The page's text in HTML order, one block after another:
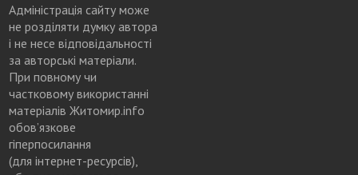
Адміністрація сайту може
не розділяти думку автора
і не несе відповідальності
за авторські матеріали.
При повному чи
частковому використанні
матеріалів Житомир.info
обов’язкове
гіперпосилання
(для інтернет-ресурсів),